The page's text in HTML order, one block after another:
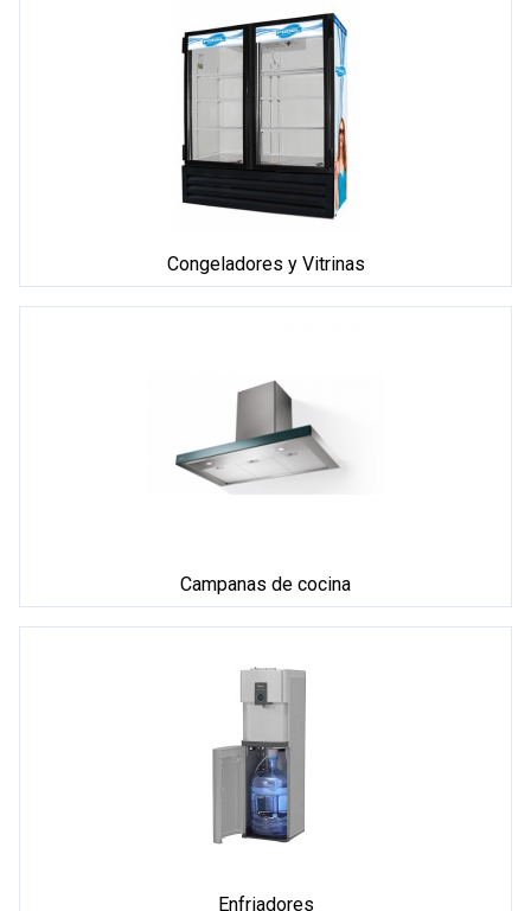
Congeladores y Vitrinas
Campanas de cocina
Enfriadores